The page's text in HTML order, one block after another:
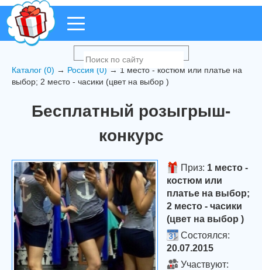
Каталог (0) → Россия (0) → 1 место - костюм или платье на
выбор; 2 место - часики (цвет на выбор )
Бесплатный розыгрыш-
конкурс
Приз: 1 место -
костюм или
платье на выбор;
2 место - часики
(цвет на выбор )
Состоялся:
20.07.2015
Участвуют: